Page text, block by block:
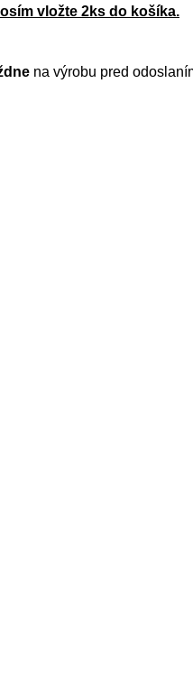
vložte 2ks do košíka.
na výrobu pred